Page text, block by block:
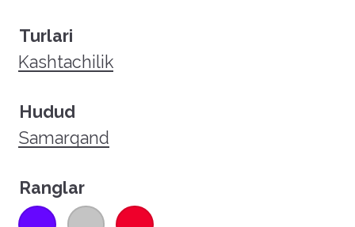
Turlari
Kashtachilik
Hudud
Samarqand
Ranglar